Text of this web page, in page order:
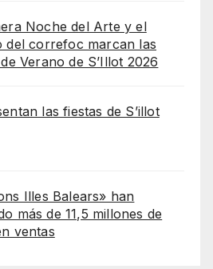
Noche del Arte y el
del correfoc marcan las
Verano de S’Illot 2026
las fiestas de S’illot
Illes Balears» han
más de 11,5 millones de
ventas